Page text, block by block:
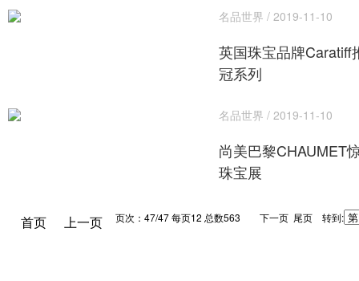
名品世界 / 2019-11-10
英国珠宝品牌Caratiff
冠系列
名品世界 / 2019-11-10
尚美巴黎CHAUMET
珠宝展
页次：47/47 每页12 总数563
首页 上一页 下一页 尾页 转到: